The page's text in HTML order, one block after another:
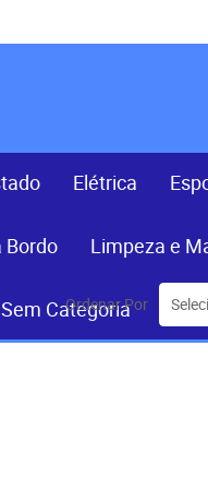
Elétrica
Bordo Limpeza e
Sem Categoria
Ordenar Por